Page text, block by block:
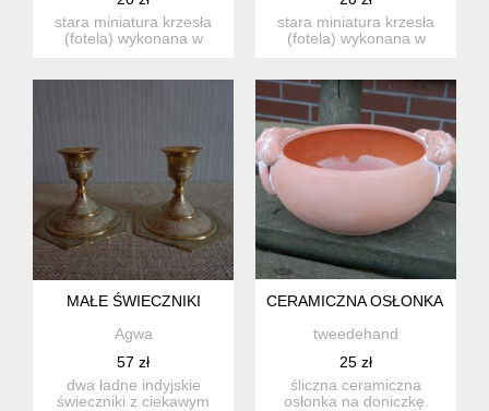
stara miniatura krzesła
(fotela) wykonana w
stara miniatura krzesła
(fotela) wykonana w
MAŁE ŚWIECZNIKI
Agwa
57 zł
dwa ładne indyjskie
świeczniki z ciekawym
CERAMICZNA OSŁONKA NA
tweedehand
25 zł
śliczna ceramiczna
osłonka na doniczkę.